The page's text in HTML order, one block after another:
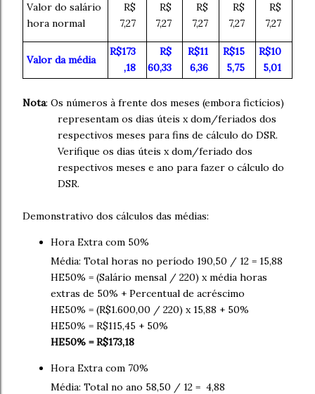
Valor do salário
hora normal
R$
7,27
R$
7,27
R$
7,27
R$
7,27
R$
7,27
Valor da média
R$173
,18
R$
60,33
R$11
6,36
R$15
5,75
R$10
5,01
Nota: Os números à frente dos meses (embora fictícios)
representam os dias úteis x dom/feriados dos
respectivos meses para fins de cálculo do DSR.
Verifique os dias úteis x dom/feriado dos
respectivos meses e ano para fazer o cálculo do
DSR.
Demonstrativo dos cálculos das médias:
Hora Extra com 50%
Média: Total horas no período 190,50 / 12 = 15,88
HE50% = (Salário mensal / 220) x média horas
extras de 50% + Percentual de acréscimo
HE50% = (R$1.600,00 / 220) x 15,88 + 50%
HE50% = R$115,45 + 50%
HE50% = R$173,18
Hora Extra com 70%
Média: Total no ano 58,50 / 12 = 4,88